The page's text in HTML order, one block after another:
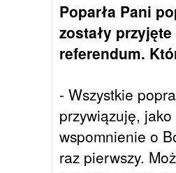
Poparła Pani
zostały
referendum.
- Wszystkie
przywiązuję,
wspomnienie o
raz pierwszy.